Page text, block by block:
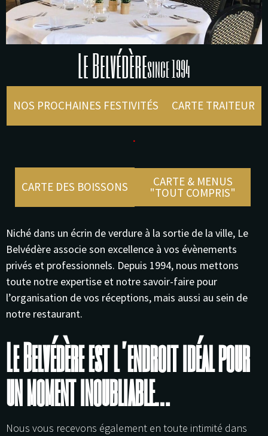
NOS PROCHAINES FESTIVITÉS CARTE TRAITEUR
.
CARTE DES BOISSONS CARTE & MENUS
"TOUT COMPRIS"
Niché dans un écrin de verdure à la sortie de la ville, Le
Belvédère associe son excellence à vos évènements
privés et professionnels. Depuis 1994, nous mettons
toute notre expertise et notre savoir-faire pour
l’organisation de vos réceptions, mais aussi au sein de
notre restaurant.
Le Belvédère est l’endroit idéal pour
un moment inoubliable…
Nous vous recevons également en toute intimité dans
Le Belvédèresince 1994